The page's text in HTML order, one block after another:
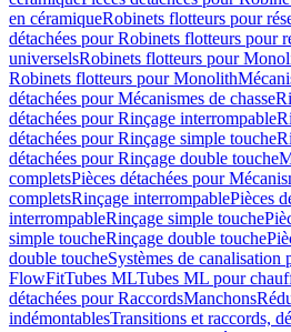
en céramiqueRobinets flotteurs pour
détachées pour Robinets flotteurs pour
universelsRobinets flotteurs pour
Robinets flotteurs pour Monolith
détachées pour Mécanismes de chasse
détachées pour Rinçage interrompable
détachées pour Rinçage simple touche
détachées pour Rinçage double touche
completsPièces détachées pour
completsRinçage interrompablePièces
interrompableRinçage simple touche
simple toucheRinçage double touche
double toucheSystèmes de canalisation
FlowFitTubes MLTubes ML pour
détachées pour RaccordsManchons
indémontablesTransitions et raccords,